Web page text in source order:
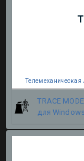
TRACE
для Windows